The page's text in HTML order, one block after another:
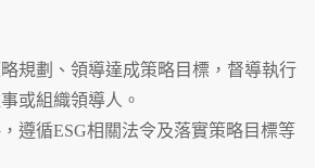
規劃、領導達成策略目標，督導執行
或組織領導人。
遵循ESG相關法令及落實策略目標等